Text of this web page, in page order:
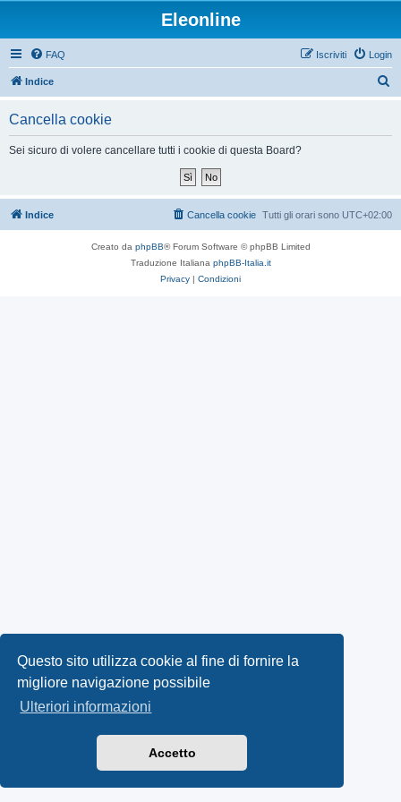
Questo sito utilizza cookie al fine di fornire la
migliore navigazione possibile
Ulteriori informazioni
Accetto
Eleonline
FAQ Login
Iscriviti
Indice
Cancella cookie
Sei sicuro di volere cancellare tutti i cookie di questa Board?
Indice Tutti gli orari sono UTC+02:00
Cancella cookie
Creato da phpBB® Forum Software © phpBB Limited
Traduzione Italiana phpBB-Italia.it
Privacy | Condizioni